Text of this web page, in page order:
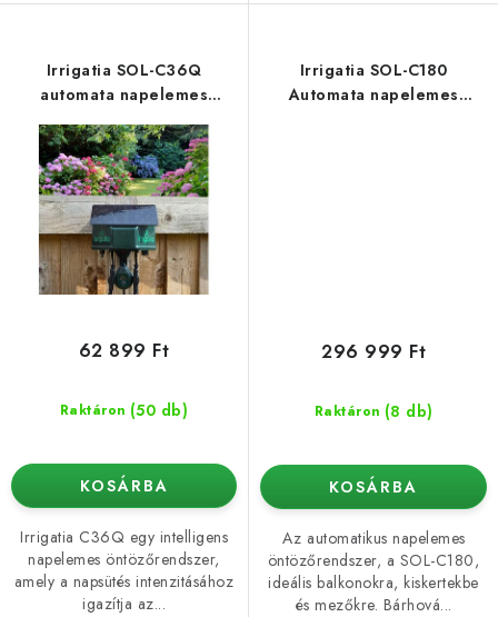
Irrigatia SOL-C36Q
automata napelemes
öntözőrendszer
Raktáron (50 db)
62 899 Ft
KOSÁRBA
Irrigatia C36Q egy intelligens
napelemes öntözőrendszer,
amely a napsütés intenzitásához
igazítja az...
Irrigatia SOL-C180
Automata napelemes
Raktáron (8 db)
296 999 Ft
KOSÁRBA
Az automatikus napelemes
öntözőrendszer, a SOL-C180,
ideális balkonokra, kiskertekbe
és mezőkre. Bárhová...